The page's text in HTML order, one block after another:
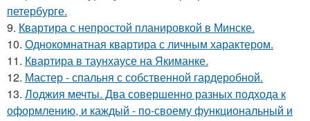
петербурге.
9. Квартира с непростой планировкой в Минске.
10. Однокомнатная квартира с личным характером.
11. Квартира в таунхаусе на Якиманке.
12. Мастер - спальня с собственной гардеробной.
13. Лоджия мечты. Два совершенно разных подхода к
оформлению, и каждый - по-своему функциональный и